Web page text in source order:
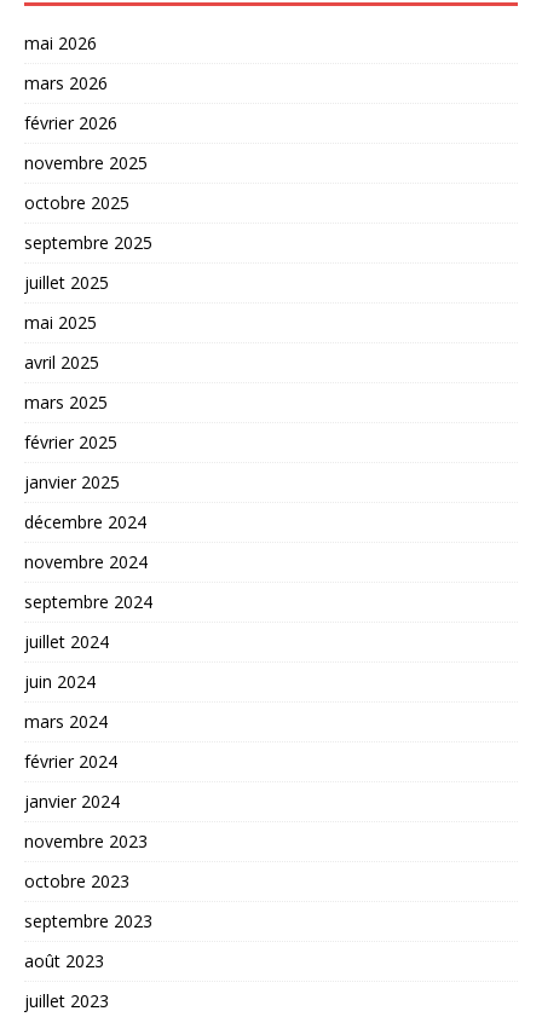
mai 2026
mars 2026
février 2026
novembre 2025
octobre 2025
septembre 2025
juillet 2025
mai 2025
avril 2025
mars 2025
février 2025
janvier 2025
décembre 2024
novembre 2024
septembre 2024
juillet 2024
juin 2024
mars 2024
février 2024
janvier 2024
novembre 2023
octobre 2023
septembre 2023
août 2023
juillet 2023